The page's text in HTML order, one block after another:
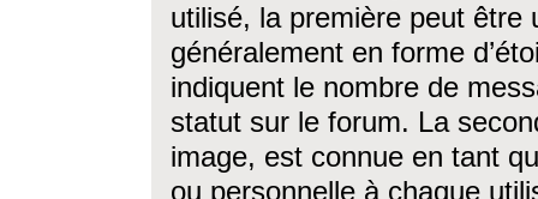
utilisé, la première peut être
généralement en forme
indiquent le nombre de
statut sur le forum. La
image, est connue en tant
ou personnelle à chaque